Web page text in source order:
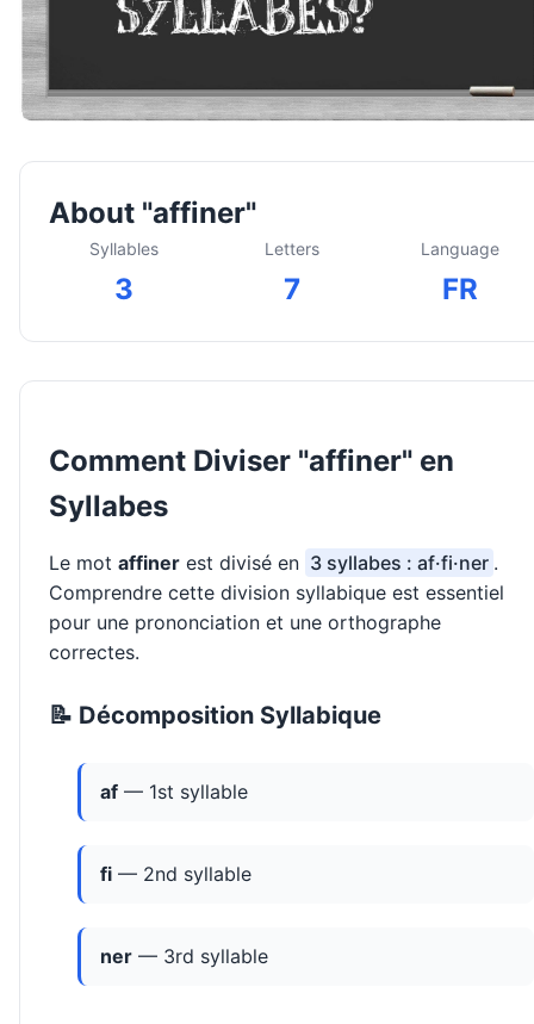
About "affiner"
Syllables
3
Letters
7
Language
FR
Comment Diviser "affiner" en
Syllabes
Le mot affiner est divisé en 3 syllabes : af·fi·ner .
Comprendre cette division syllabique est essentiel
pour une prononciation et une orthographe
correctes.
📝 Décomposition Syllabique
af — 1st syllable
fi — 2nd syllable
ner — 3rd syllable